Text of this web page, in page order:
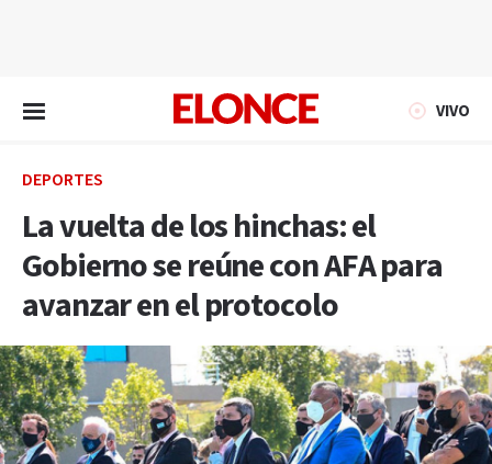
VIVO
DEPORTES
La vuelta de los hinchas: el
Gobierno se reúne con AFA para
avanzar en el protocolo